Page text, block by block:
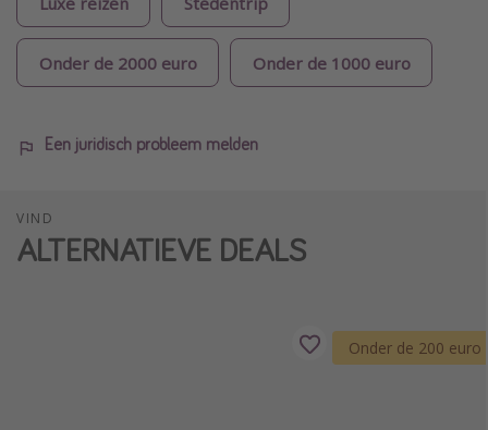
Onder de 2000 euro Onder de 1000 euro
Een juridisch probleem melden
VIND
ALTERNATIEVE DEALS
Onder de 200 euro